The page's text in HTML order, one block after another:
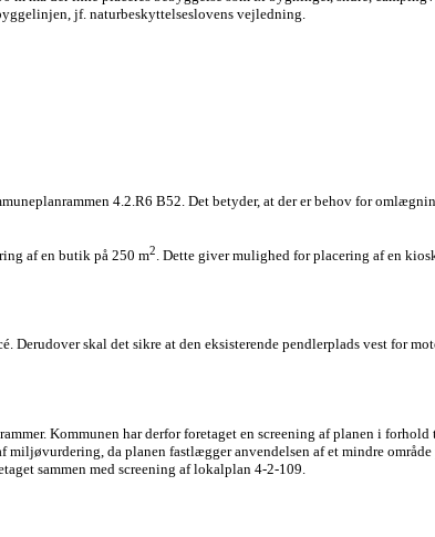
jf. naturbeskyttelseslovens vejledning.
4.2.R6 B52. Det betyder, at der er behov for
af en butik på 250 m2. Dette giver mulighed for placering af en
Derudover skal det sikre at den eksisterende pendlerplads vest for
Kommunen har derfor foretaget en screening af planen i
da planen fastlægger anvendelsen af et mindre
sammen med screening af lokalplan 4-2-109.